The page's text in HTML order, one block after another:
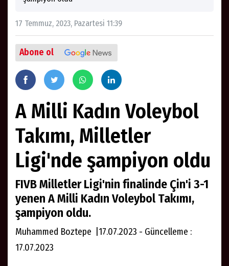
17 Temmuz, 2023, Pazartesi 11:39
Abone ol
A Milli Kadın Voleybol
Takımı, Milletler
Ligi'nde şampiyon oldu
FIVB Milletler Ligi'nin finalinde Çin'i 3-1
yenen A Milli Kadın Voleybol Takımı,
şampiyon oldu.
Muhammed Boztepe |17.07.2023 - Güncelleme :
17.07.2023